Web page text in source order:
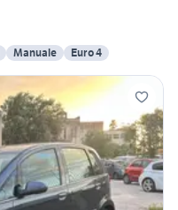
Manuale Euro 4